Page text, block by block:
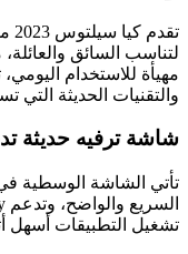
لتناسب السائق
مهيأة للاستخدام
والتقنيات الحديثة التي
شاشة ترفيه حديثة
تأتي الشاشة الوسطية
تشغيل التطبيقات أسهل